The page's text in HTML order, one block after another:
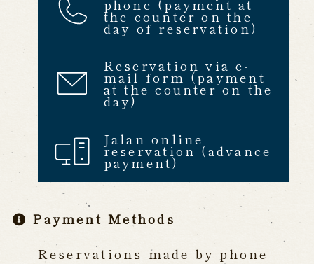
phone (payment at
the counter on the
day of reservation)
Reservation via e-
mail form (payment
at the counter on the
day)
Jalan online
reservation (advance
payment)
Payment Methods
Reservations made by phone